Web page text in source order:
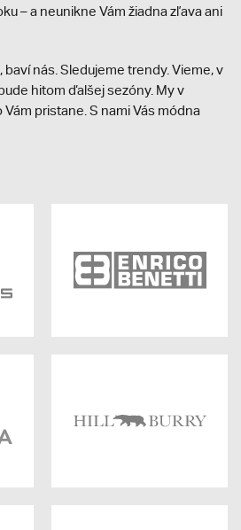
– a neunikne Vám žiadna zľava ani
nás. Sledujeme trendy. Vieme, v
hitom ďalšej sezóny. My v
pristane. S nami Vás módna